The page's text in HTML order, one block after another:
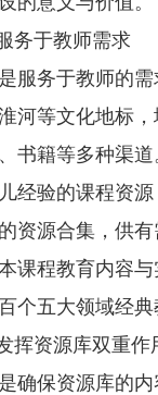
务于教师需求
服务于教师的
河等文化地标
书籍等多种渠
经验的课程资
资源合集，供
课程教育内容
个五大领域经
挥资源库双重作
确保资源库的